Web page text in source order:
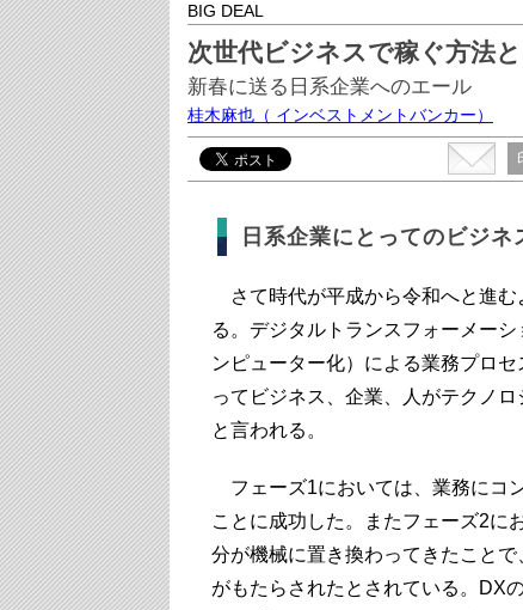
BIG DEAL
次世代ビジネスで稼ぐ方法
新春に送る日系企業へのエール
桂木麻也 （ インベストメントバンカー）
日系企業にとってのビジネ
さて時代が平成から令和へと進む
る。デジタルトランスフォーメー
ンピューター化）による業務プロ
ってビジネス、企業、人がテクノ
と言われる。
フェーズ1においては、業務にコ
ことに成功した。またフェーズ2に
分が機械に置き換わってきたこと
がもたらされたとされている。DX